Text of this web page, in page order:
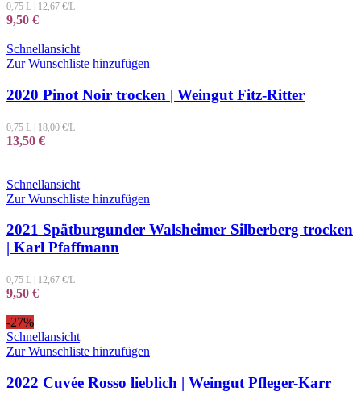
0,75 L 12,67 €/L
9,50 €
Schnellansicht
Zur Wunschliste hinzufügen
2020 Pinot Noir trocken | Weingut Fitz-Ritter
0,75 L | 18,00 €/L
13,50 €
Schnellansicht
Zur Wunschliste hinzufügen
2021 Spätburgunder Walsheimer Silberberg trocken
| Karl Pfaffmann
0,75 L 12,67 €/L
9,50 €
-27%
Schnellansicht
Zur Wunschliste hinzufügen
2022 Cuvée Rosso lieblich | Weingut Pfleger-Karr